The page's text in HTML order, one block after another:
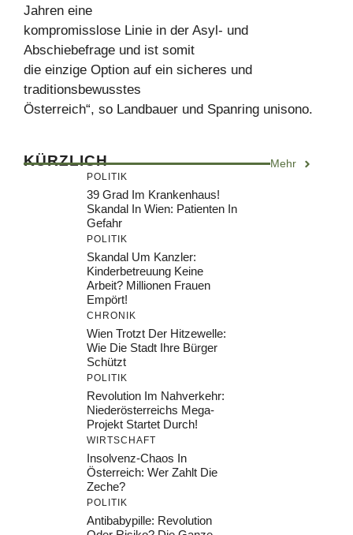
Jahren eine
kompromisslose Linie in der Asyl- und
Abschiebefrage und ist somit
die einzige Option auf ein sicheres und
traditionsbewusstes
Österreich“, so Landbauer und Spanring unisono.
KÜRZLICH Mehr
POLITIK
39 Grad Im Krankenhaus!
Skandal In Wien: Patienten In
Gefahr
POLITIK
Skandal Um Kanzler:
Kinderbetreuung Keine
Arbeit? Millionen Frauen
Empört!
CHRONIK
Wien Trotzt Der Hitzewelle:
Wie Die Stadt Ihre Bürger
Schützt
POLITIK
Revolution Im Nahverkehr:
Niederösterreichs Mega-
Projekt Startet Durch!
WIRTSCHAFT
Insolvenz-Chaos In
Österreich: Wer Zahlt Die
Zeche?
POLITIK
Antibabypille: Revolution